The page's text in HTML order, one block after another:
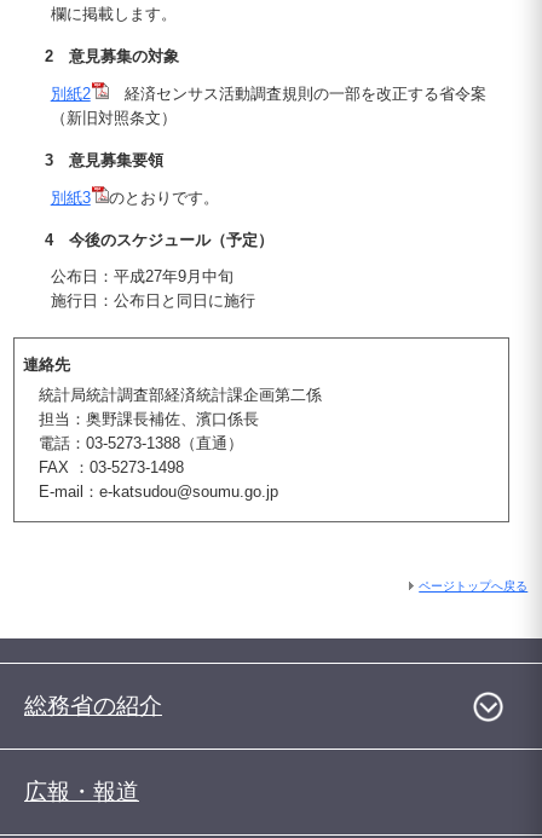
欄に掲載します。
2 意見募集の対象
別紙2
経済センサス活動調査規則の一部を改正する省令案
（新旧対照条文）
3 意見募集要領
別紙3 のとおりです。
4 今後のスケジュール（予定）
公布日：平成27年9月中旬
施行日：公布日と同日に施行
連絡先
統計局統計調査部経済統計課企画第二係
担当：奥野課長補佐、濱口係長
電話：03-5273-1388（直通）
FAX ：03-5273-1498
E-mail：e-katsudou@soumu.go.jp
ページトップへ戻る
総務省の紹介
広報・報道